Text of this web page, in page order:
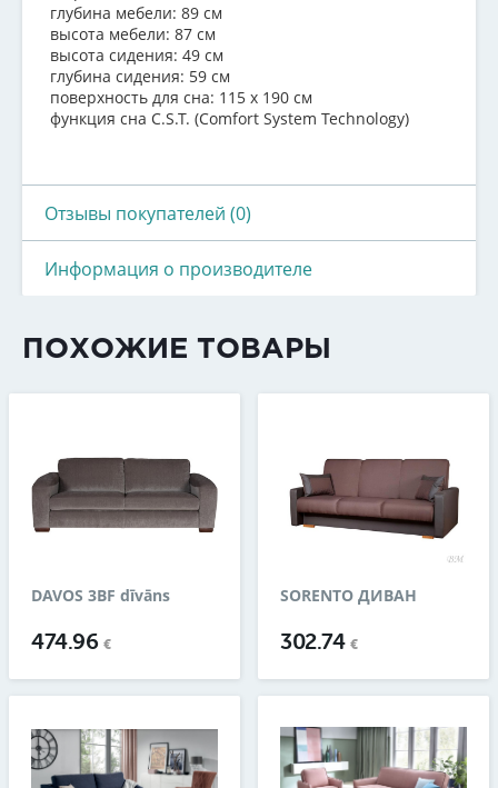
глубина мебели: 89 см
высота мебели: 87 см
высота сидения: 49 см
глубина сидения: 59 см
поверхность для сна: 115 x 190 см
функция сна C.S.T. (Comfort System Technology)
Отзывы покупателей (0)
Информация о производителе
ПОХОЖИЕ ТОВАРЫ
DAVOS 3BF dīvāns
474.96€
SORENTO​ ДИВАН
302.74€